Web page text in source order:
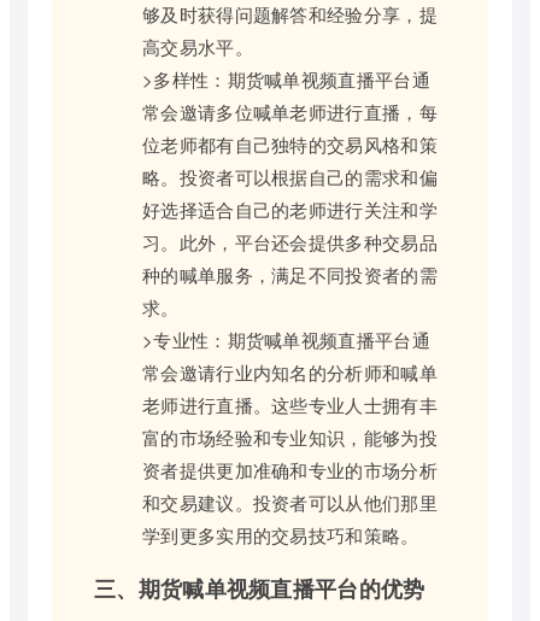
够及时获得问题解答和经验分享，提
高交易水平。
>多样性：期货喊单视频直播平台通
常会邀请多位喊单老师进行直播，每
位老师都有自己独特的交易风格和策
略。投资者可以根据自己的需求和偏
好选择适合自己的老师进行关注和学
习。此外，平台还会提供多种交易品
种的喊单服务，满足不同投资者的需
求。
>专业性：期货喊单视频直播平台通
常会邀请行业内知名的分析师和喊单
老师进行直播。这些专业人士拥有丰
富的市场经验和专业知识，能够为投
资者提供更加准确和专业的市场分析
和交易建议。投资者可以从他们那里
学到更多实用的交易技巧和策略。
三、期货喊单视频直播平台的优势